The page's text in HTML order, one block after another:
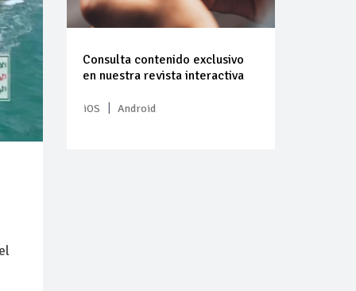
Consulta contenido exclusivo
en nuestra revista interactiva
iOS | Android